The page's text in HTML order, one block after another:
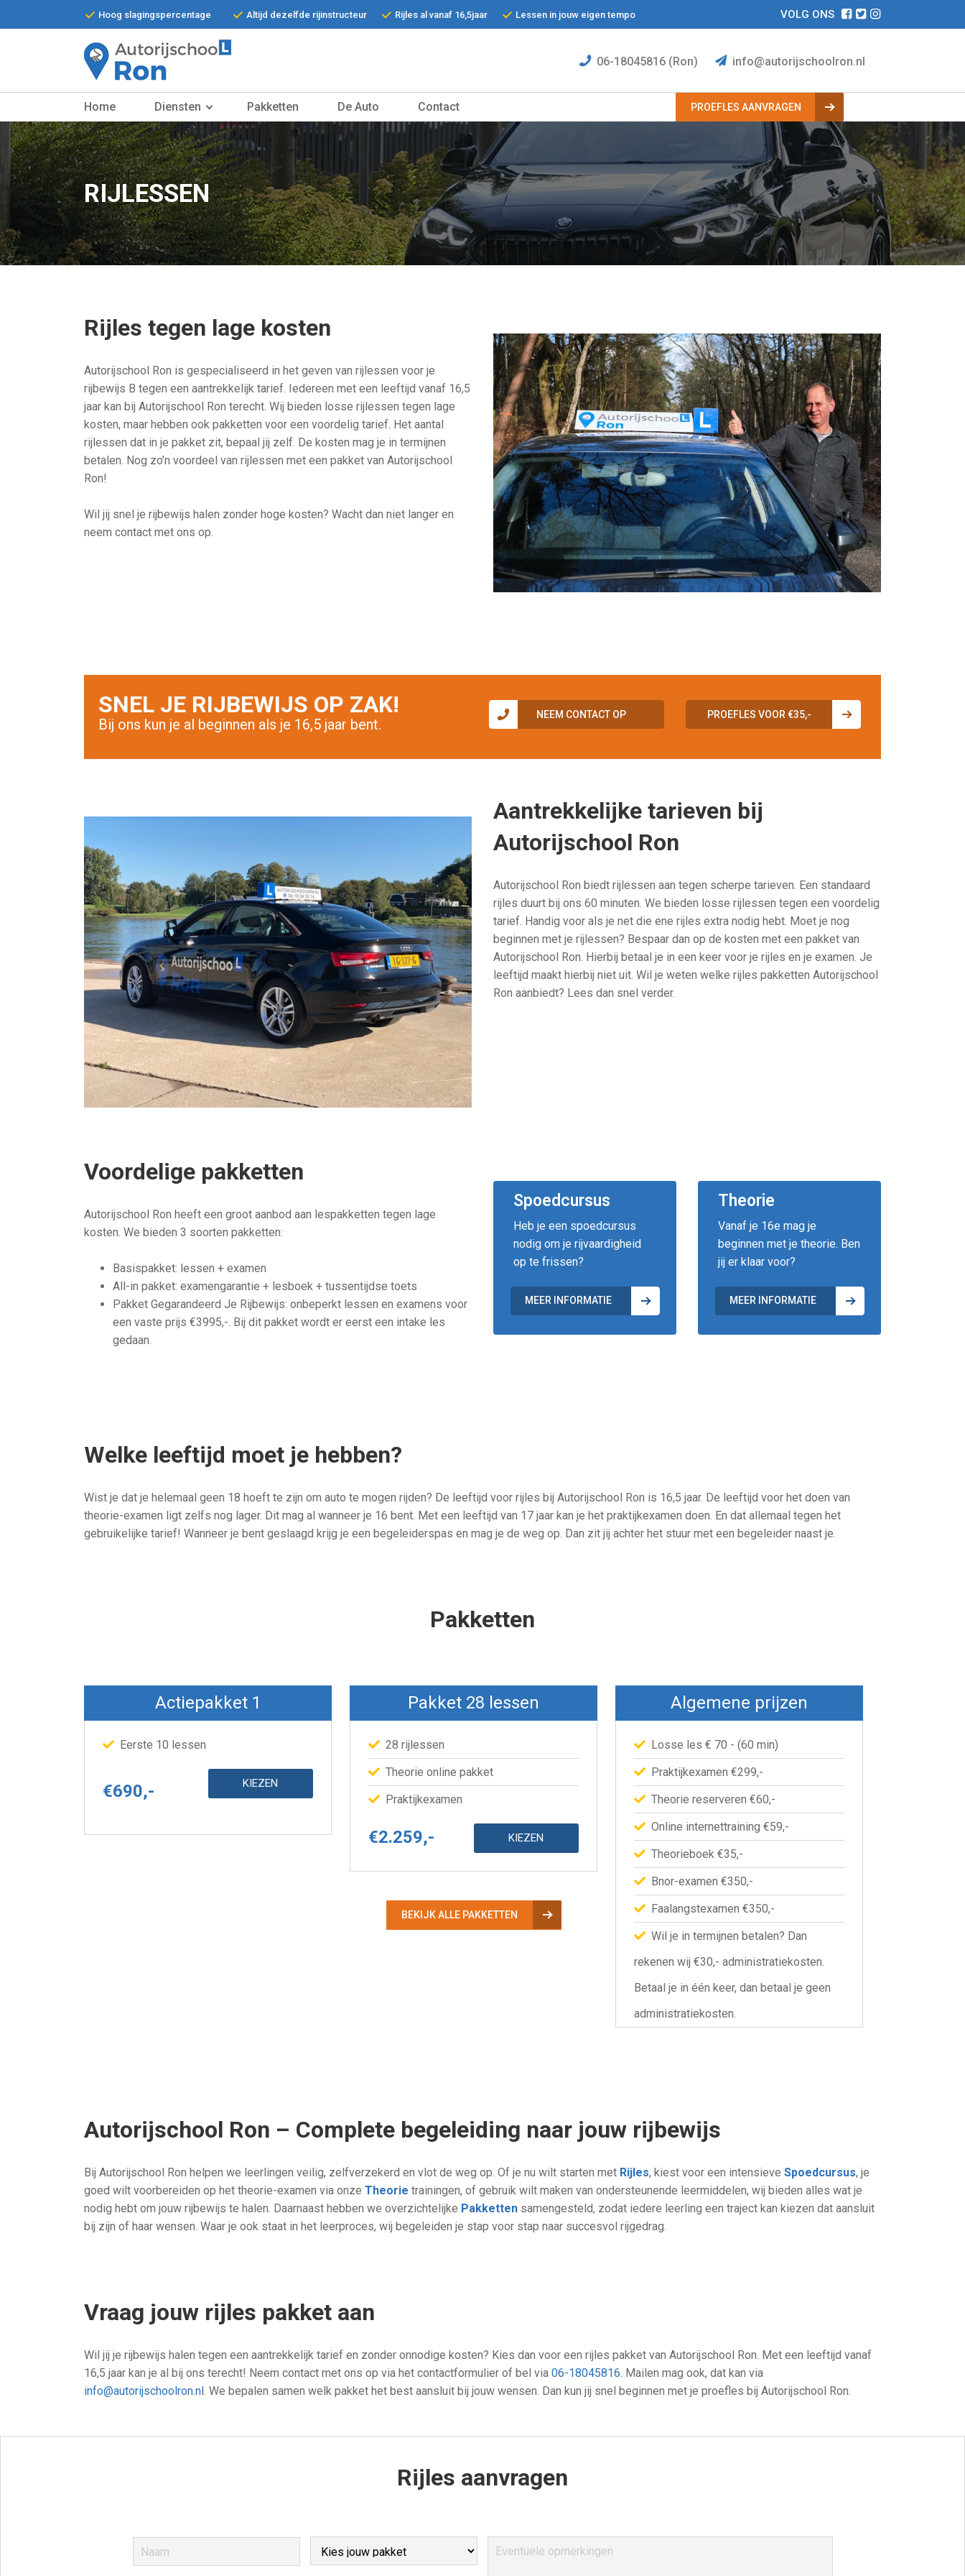
Diensten
Pakketten
De Auto
Contact
Hoog slagingspercentage Altijd dezelfde rijinstructeur Rijles al vanaf 16,5jaar Lessen in jouw eigen tempo VOLG ONS
06-18045816 (Ron) info@autorijschoolron.nl
Home Diensten Pakketten De Auto Contact PROEFLES AANVRAGEN
RIJLESSEN
Rijles tegen lage kosten
Autorijschool Ron is gespecialiseerd in het geven van rijlessen voor je
rijbewijs B tegen een aantrekkelijk tarief. Iedereen met een leeftijd vanaf 16,5
jaar kan bij Autorijschool Ron terecht. Wij bieden losse rijlessen tegen lage
kosten, maar hebben ook pakketten voor een voordelig tarief. Het aantal
rijlessen dat in je pakket zit, bepaal jij zelf. De kosten mag je in termijnen
betalen. Nog zo’n voordeel van rijlessen met een pakket van Autorijschool
Ron!
Wil jij snel je rijbewijs halen zonder hoge kosten? Wacht dan niet langer en
neem contact met ons op.
SNEL JE RIJBEWIJS OP ZAK!
Bij ons kun je al beginnen als je 16,5 jaar bent.
NEEM CONTACT OP PROEFLES VOOR €35,-
Aantrekkelijke tarieven bij
Autorijschool Ron
Autorijschool Ron biedt rijlessen aan tegen scherpe tarieven. Een standaard
rijles duurt bij ons 60 minuten. We bieden losse rijlessen tegen een voordelig
tarief. Handig voor als je net die ene rijles extra nodig hebt. Moet je nog
beginnen met je rijlessen? Bespaar dan op de kosten met een pakket van
Autorijschool Ron. Hierbij betaal je in een keer voor je rijles en je examen. Je
leeftijd maakt hierbij niet uit. Wil je weten welke rijles pakketten Autorijschool
Ron aanbiedt? Lees dan snel verder.
Voordelige pakketten
Autorijschool Ron heeft een groot aanbod aan lespakketten tegen lage
kosten. We bieden 3 soorten pakketten:
Basispakket: lessen + examen
All-in pakket: examengarantie + lesboek + tussentijdse toets
Pakket Gegarandeerd Je Rijbewijs: onbeperkt lessen en examens voor
een vaste prijs €3995,-. Bij dit pakket wordt er eerst een intake les
gedaan.
Spoedcursus
Heb je een spoedcursus
nodig om je rijvaardigheid
op te frissen?
MEER INFORMATIE
Theorie
Vanaf je 16e mag je
beginnen met je theorie. Ben
jij er klaar voor?
MEER INFORMATIE
Welke leeftijd moet je hebben?
Wist je dat je helemaal geen 18 hoeft te zijn om auto te mogen rijden? De leeftijd voor rijles bij Autorijschool Ron is 16,5 jaar. De leeftijd voor het doen van
theorie-examen ligt zelfs nog lager. Dit mag al wanneer je 16 bent. Met een leeftijd van 17 jaar kan je het praktijkexamen doen. En dat allemaal tegen het
gebruikelijke tarief! Wanneer je bent geslaagd krijg je een begeleiderspas en mag je de weg op. Dan zit jij achter het stuur met een begeleider naast je.
Pakketten
Actiepakket 1
Eerste 10 lessen
€690,- KIEZEN
Pakket 28 lessen
28 rijlessen
Theorie online pakket
Praktijkexamen
€2.259,- KIEZEN
BEKIJK ALLE PAKKETTEN
Algemene prijzen
Losse les € 70 - (60 min)
Praktijkexamen €299,-
Theorie reserveren €60,-
Online internettraining €59,-
Theorieboek €35,-
Bnor-examen €350,-
Faalangstexamen €350,-
Wil je in termijnen betalen? Dan
rekenen wij €30,- administratiekosten.
Betaal je in één keer, dan betaal je geen
administratiekosten.
Autorijschool Ron – Complete begeleiding naar jouw rijbewijs
Bij Autorijschool Ron helpen we leerlingen veilig, zelfverzekerd en vlot de weg op. Of je nu wilt starten met Rijles, kiest voor een intensieve Spoedcursus, je
goed wilt voorbereiden op het theorie-examen via onze Theorie trainingen, of gebruik wilt maken van ondersteunende leermiddelen, wij bieden alles wat je
nodig hebt om jouw rijbewijs te halen. Daarnaast hebben we overzichtelijke Pakketten samengesteld, zodat iedere leerling een traject kan kiezen dat aansluit
bij zijn of haar wensen. Waar je ook staat in het leerproces, wij begeleiden je stap voor stap naar succesvol rijgedrag.
Vraag jouw rijles pakket aan
Wil jij je rijbewijs halen tegen een aantrekkelijk tarief en zonder onnodige kosten? Kies dan voor een rijles pakket van Autorijschool Ron. Met een leeftijd vanaf
16,5 jaar kan je al bij ons terecht! Neem contact met ons op via het contactformulier of bel via 06-18045816 . Mailen mag ook, dat kan via
info@autorijschoolron.nl . We bepalen samen welk pakket het best aansluit bij jouw wensen. Dan kun jij snel beginnen met je proefles bij Autorijschool Ron.
Rijles aanvragen